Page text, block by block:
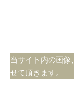
当サイト内の画像
せて頂きます。